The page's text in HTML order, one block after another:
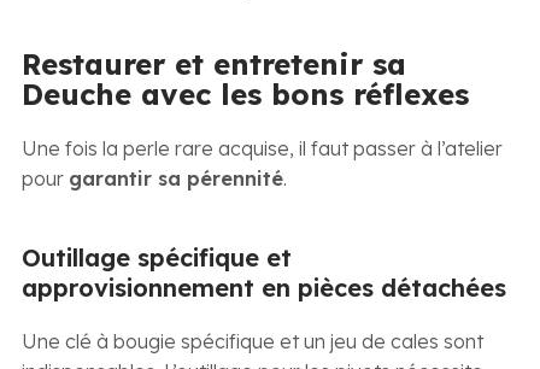
Restaurer et entretenir sa
Deuche avec les bons réflexes
Une fois la perle rare acquise, il faut passer à l’atelier
pour garantir sa pérennité.
Outillage spécifique et
approvisionnement en pièces détachées
Une clé à bougie spécifique et un jeu de cales sont